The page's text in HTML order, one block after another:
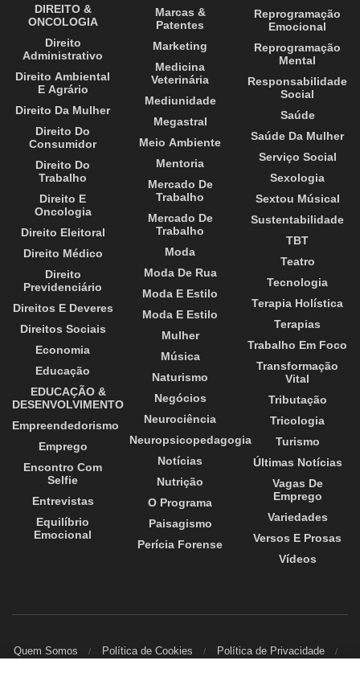
DIREITO &
ONCOLOGIA
Direito
Administrativo
Direito Ambiental
E Agrário
Direito Da Mulher
Direito Do
Consumidor
Direito Do
Trabalho
Direito E
Oncologia
Direito Eleitoral
Direito Médico
Direito
Previdenciário
Direitos E Deveres
Direitos Sociais
Economia
Educação
EDUCAÇÃO &
DESENVOLVIMENTO
Empreendedorismo
Emprego
Encontro Com
Selfie
Entrevistas
Equilíbrio
Emocional
Marcas &
Patentes
Marketing
Medicina
Veterinária
Mediunidade
Megastral
Meio Ambiente
Mentoria
Mercado De
Trabalho
Mercado De
Trabalho
Moda
Moda De Rua
Moda E Estilo
Moda E Estilo
Mulher
Música
Naturismo
Negócios
Neurociência
Neuropsicopedagogia
Notícias
Nutrição
O Programa
Paisagismo
Perícia Forense
Reprogramação
Emocional
Reprogramação
Mental
Responsabilidade
Social
Saúde
Saúde Da Mulher
Serviço Social
Sexologia
Sextou Músical
Sustentabilidade
TBT
Teatro
Tecnologia
Terapia Holística
Terapias
Trabalho Em Foco
Transformação
Vital
Tributação
Tricologia
Turismo
Últimas Notícias
Vagas De
Emprego
Variedades
Versos E Prosas
Vídeos
Quem Somos Política de Cookies
Política de Privacidade